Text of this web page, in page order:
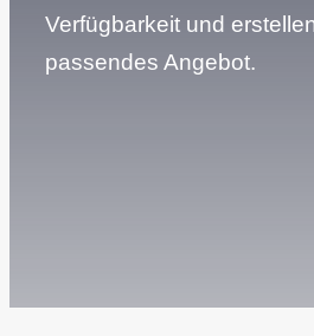
Verfügbarkeit und
passendes Angebot.